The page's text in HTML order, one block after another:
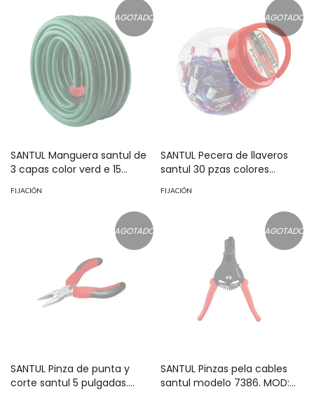
AGOTADO
SANTUL Manguera santul de
3 capas color verd e 15
metros MOD: 5666
FIJACIÓN
AGOTADO
SANTUL Pecera de llaveros
santul 30 pzas colores
surtidos MOD: 8030
FIJACIÓN
AGOTADO
SANTUL Pinza de punta y
corte santul 5 pulgadas.
AGOTADO
SANTUL Pinzas pela cables
santul modelo 7386. MOD: